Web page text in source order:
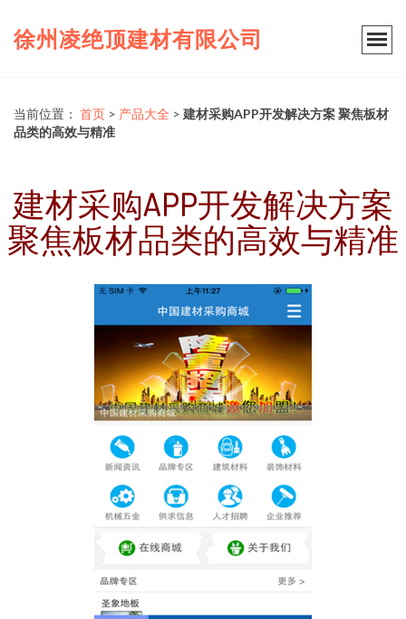
徐州凌绝顶建材有限公司
当前位置： 首页 > 产品大全 > 建材采购APP开发解决方案 聚焦板材
品类的高效与精准
建材采购APP开发解决方案
聚焦板材品类的高效与精准